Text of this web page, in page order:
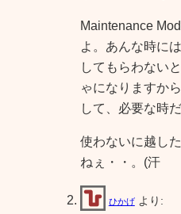
Maintenance
よ。あんな時に
してもらわない
ゃになりますか
して、必要な時
使わないに越し
ねぇ・・。(汗
ひかげ より: